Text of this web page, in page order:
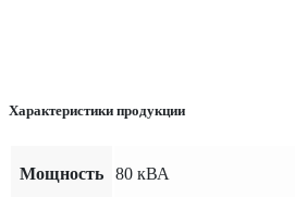
Характеристики продукции
Мощность 80 кВА